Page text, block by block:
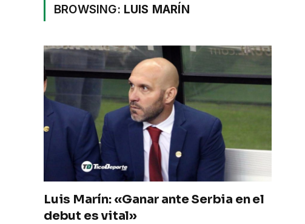
BROWSING: LUIS MARÍN
Luis Marín: «Ganar ante Serbia en el
debut es vital»